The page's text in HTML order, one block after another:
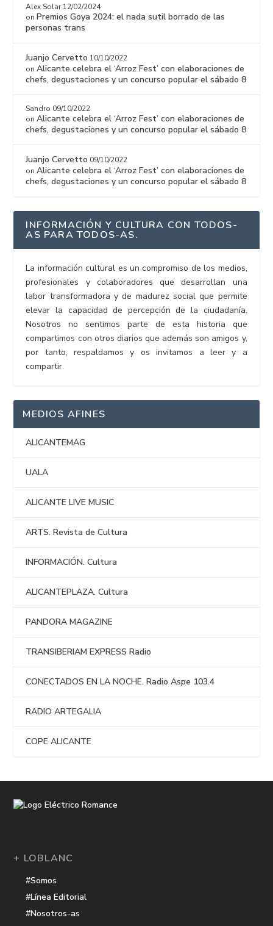
Alex Solar 12/02/2024
on Premios Goya 2024: el nada sutil borrado de las
personas trans
Juanjo Cervetto 10/10/2022
onAlicante celebra el ‘Arroz Fest’ con elaboraciones de
chefs, degustaciones y un concurso popular el sábado 8
Sandro 09/10/2022
onAlicante celebra el ‘Arroz Fest’ con elaboraciones de
chefs, degustaciones y un concurso popular el sábado 8
Juanjo Cervetto 09/10/2022
onAlicante celebra el ‘Arroz Fest’ con elaboraciones de
chefs, degustaciones y un concurso popular el sábado 8
INFORMACIÓN Y CULTURA CON TODOS-
AS PARA TODOS-AS.
La información cultural es un compromiso de los medios,
profesionales y colaboradores que desarrollan una
labor transformadora y de madurez social que permite
elevar la capacidad de percepción de la ciudadanía.
Nosotros no sentimos parte de esta historia que
compartimos con otros diarios que además son amigos y,
por tanto, respaldamos y os invitamos a leer y a
compartir.
MEDIOS AFINES
ALICANTEMAG
UALA
ALICANTE LIVE MUSIC
ARTS. Revista de Cultura
INFORMACIÓN. Cultura
ALICANTEPLAZA. Cultura
PANDORA MAGAZINE
TRANSIBERIAM EXPRESS Radio
CONECTADOS EN LA NOCHE. Radio Aspe 103.4
RADIO ARTEGALIA
COPE ALICANTE
+ LOBLANC
#Somos
#Línea Editorial
#Nosotros-as